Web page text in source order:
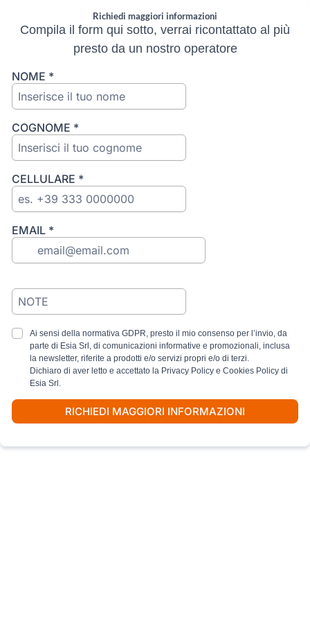
Richiedi maggiori informazioni
Compila il form qui sotto, verrai ricontattato al più
presto da un nostro operatore
NOME *
COGNOME *
CELLULARE *
EMAIL *
Ai sensi della normativa GDPR, presto il mio consenso per l’invio, da
parte di Esia Srl, di comunicazioni informative e promozionali, inclusa
la newsletter, riferite a prodotti e/o servizi propri e/o di terzi.
Dichiaro di aver letto e accettato la Privacy Policy e Cookies Policy di
Esia Srl.
RICHIEDI MAGGIORI INFORMAZIONI